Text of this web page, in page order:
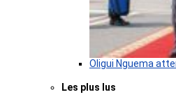
Oligui Nguema
Les plus lus